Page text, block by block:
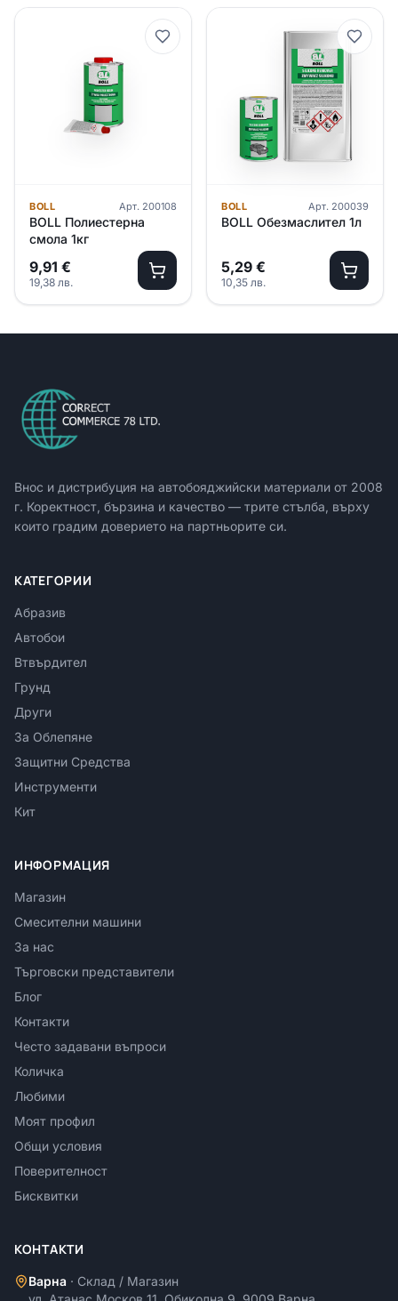
BOLL Арт. 200108
BOLL Полиестерна
смола 1кг
9,91 €
19,38 лв.
BOLL Арт. 200039
BOLL Обезмаслител 1л
5,29 €
10,35 лв.
Внос и дистрибуция на автобояджийски материали от 2008
г. Коректност, бързина и качество — трите стълба, върху
които градим доверието на партньорите си.
КАТЕГОРИИ
Абразив
Автобои
Втвърдител
Грунд
Други
За Облепяне
Защитни Средства
Инструменти
Кит
ИНФОРМАЦИЯ
Магазин
Смесителни машини
За нас
Търговски представители
Блог
Контакти
Често задавани въпроси
Количка
Любими
Моят профил
Общи условия
Поверителност
Бисквитки
КОНТАКТИ
Варна · Склад / Магазин